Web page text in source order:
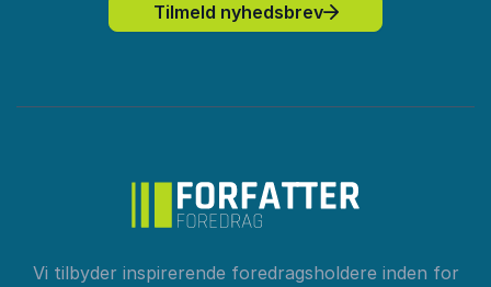
Tilmeld nyhedsbrev
Vi tilbyder inspirerende foredragsholdere inden for